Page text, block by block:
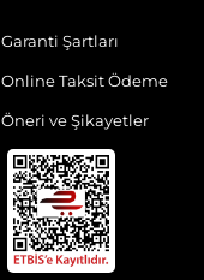
Garanti Şartları
Online Taksit Ödeme
Öneri ve Şikayetler